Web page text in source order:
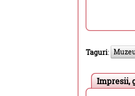
Taguri:
Impresii,